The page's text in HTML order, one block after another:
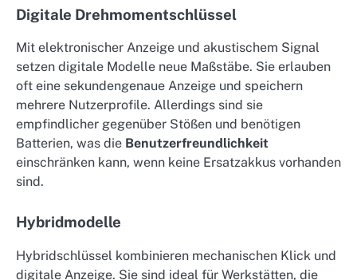
Digitale Drehmomentschlüssel
Mit elektronischer Anzeige und akustischem Signal
setzen digitale Modelle neue Maßstäbe. Sie erlauben
oft eine sekundengenaue Anzeige und speichern
mehrere Nutzerprofile. Allerdings sind sie
empfindlicher gegenüber Stößen und benötigen
Batterien, was die Benutzerfreundlichkeit
einschränken kann, wenn keine Ersatzakkus vorhanden
sind.
Hybridmodelle
Hybridschlüssel kombinieren mechanischen Klick und
digitale Anzeige. Sie sind ideal für Werkstätten, die